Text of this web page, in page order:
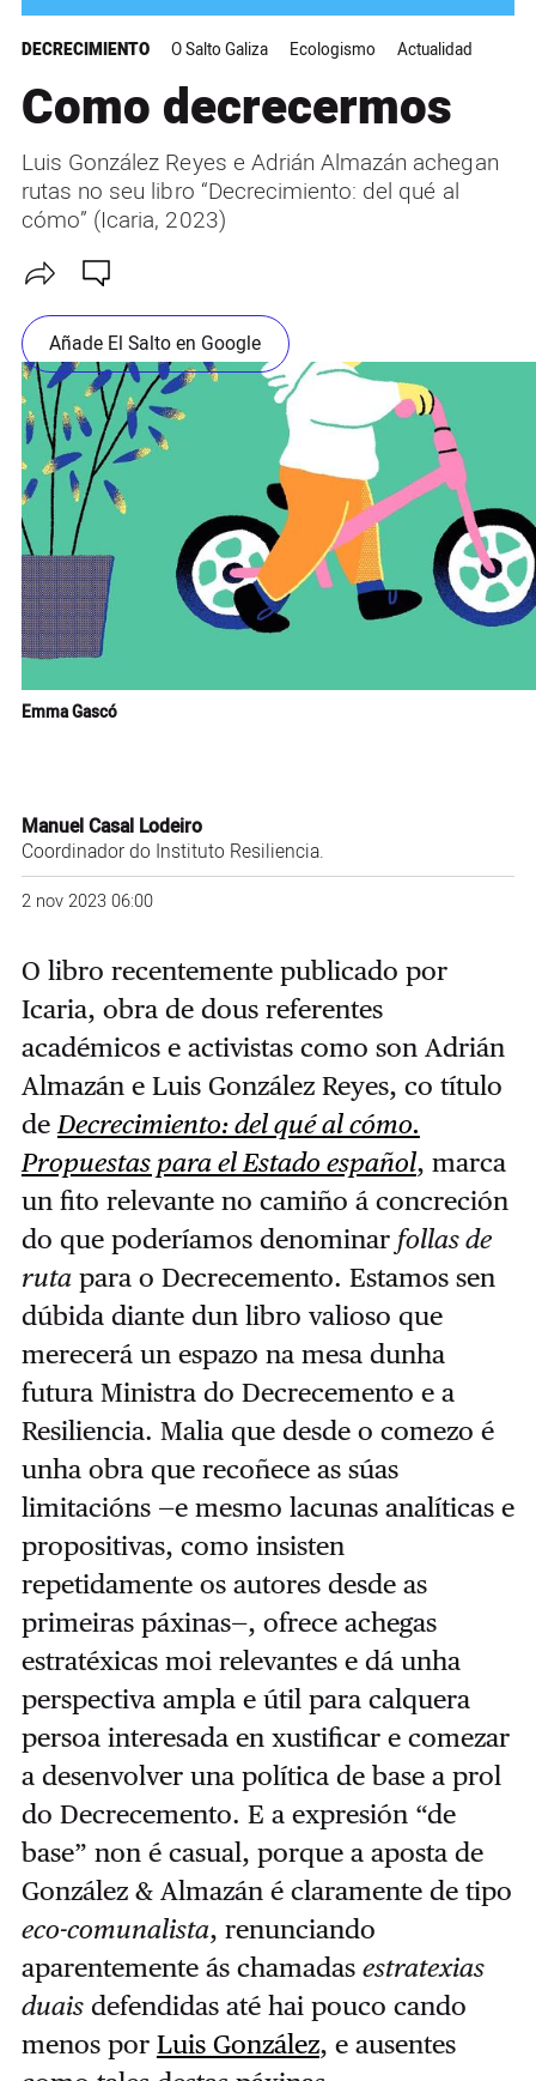
DECRECIMIENTO O Salto Galiza Ecologismo Actualidad
Como decrecermos
Luis González Reyes e Adrián Almazán achegan
rutas no seu libro “Decrecimiento: del qué al
cómo” (Icaria, 2023)
Añade El Salto en Google
Emma Gascó
Manuel Casal Lodeiro
Coordinador do Instituto Resiliencia.
2 nov 2023 06:00
O libro recentemente publicado por
Icaria, obra de dous referentes
académicos e activistas como son Adrián
Almazán e Luis González Reyes, co título
de Decrecimiento: del qué al cómo.
Propuestas para el Estado español, marca
un fito relevante no camiño á concreción
do que poderíamos denominar follas de
rutapara o Decrecemento. Estamos sen
dúbida diante dun libro valioso que
merecerá un espazo na mesa dunha
futura Ministra do Decrecemento e a
Resiliencia. Malia que desde o comezo é
unha obra que recoñece as súas
limitacións —e mesmo lacunas analíticas e
propositivas, como insisten
repetidamente os autores desde as
primeiras páxinas—, ofrece achegas
estratéxicas moi relevantes e dá unha
perspectiva ampla e útil para calquera
persoa interesada en xustificar e comezar
a desenvolver una política de base a prol
do Decrecemento. E a expresión “de
base” non é casual, porque a aposta de
González & Almazán é claramente de tipo
eco-comunalista, renunciando
aparentemente ás chamadas estratexias
duaisdefendidas até hai pouco cando
menos por Luis González, e ausentes